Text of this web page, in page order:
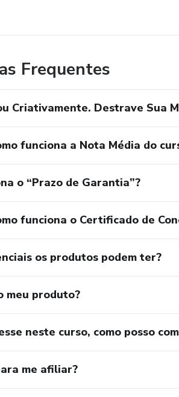
Frequentes
Criativamente. Destrave Sua
funciona a Nota Média do
o “Prazo de Garantia”?
funciona o Certificado de
os produtos podem ter?
meu produto?
neste curso, como posso
me afiliar?